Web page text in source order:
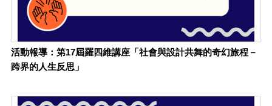
活動報導：第17屆羅四維講座「社會與設計共舞的奇幻旅程－
跨界的人生反思」